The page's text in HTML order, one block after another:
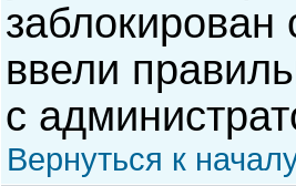
ввели
с
Вернуться к